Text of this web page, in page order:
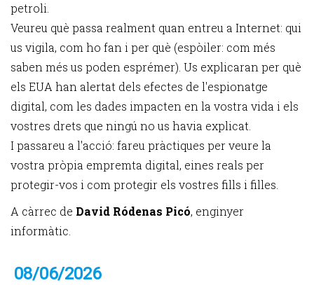
petroli.
Veureu què passa realment quan entreu a Internet: qui
us vigila, com ho fan i per què (espòiler: com més
saben més us poden esprémer). Us explicaran per què
els EUA han alertat dels efectes de l'espionatge
digital, com les dades impacten en la vostra vida i els
vostres drets que ningú no us havia explicat.
I passareu a l'acció: fareu pràctiques per veure la
vostra pròpia empremta digital, eines reals per
protegir-vos i com protegir els vostres fills i filles.
A càrrec de David Ródenas Picó, enginyer
informàtic.
08/06/2026